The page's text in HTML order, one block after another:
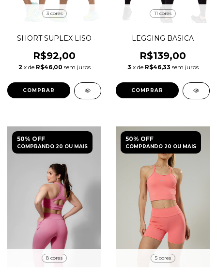
3 cores
SHORT SUPLEX LISO
R$92,00
2 x de R$46,00 sem juros
COMPRAR
11 cores
LEGGING BASICA
R$139,00
3 x de R$46,33 sem juros
COMPRAR
50% OFF
COMPRANDO 20 OU MAIS
8 cores
50% OFF
COMPRANDO 20 OU MAIS
5 cores